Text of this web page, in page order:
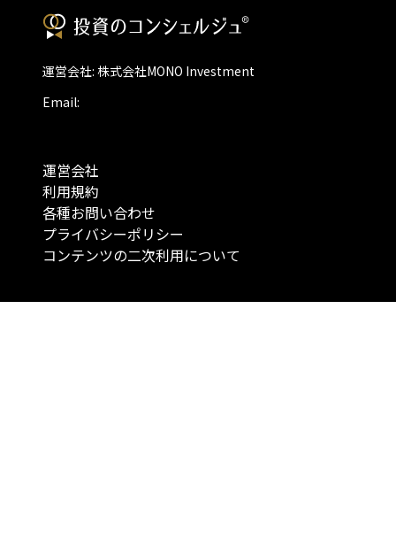
運営会社: 株式会社MONO Investment
Email:
運営会社
利用規約
各種お問い合わせ
プライバシーポリシー
コンテンツの二次利用について